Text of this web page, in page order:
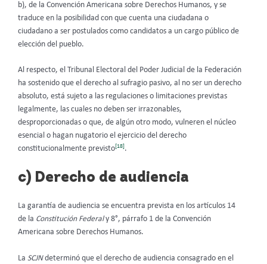
b), de la Convención Americana sobre Derechos Humanos, y se
traduce en la posibilidad con que cuenta una ciudadana o
ciudadano a ser postulados como candidatos a un cargo público de
elección del pueblo.
Al respecto, el Tribunal Electoral del Poder Judicial de la Federación
ha sostenido que el derecho al sufragio pasivo, al no ser un derecho
absoluto, está sujeto a las regulaciones o limitaciones previstas
legalmente, las cuales no deben ser irrazonables,
desproporcionadas o que, de algún otro modo, vulneren el núcleo
esencial o hagan nugatorio el ejercicio del derecho
constitucionalmente previsto [18] .
c) Derecho de audiencia
La garantía de audiencia se encuentra prevista en los artículos 14
de la Constitución Federaly 8°, párrafo 1 de la Convención
Americana sobre Derechos Humanos.
La SCJNdeterminó que el derecho de audiencia consagrado en el